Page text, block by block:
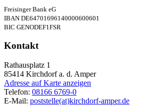
Freisinger Bank eG
IBAN DE64701696140000600601
BIC GENODEF1FSR
Kontakt
Rathausplatz 1
85414 Kirchdorf a. d. Amper
Adresse auf Karte anzeigen
Telefon: 08166 6769-0
E-Mail: poststelle(at)kirchdorf-amper.de